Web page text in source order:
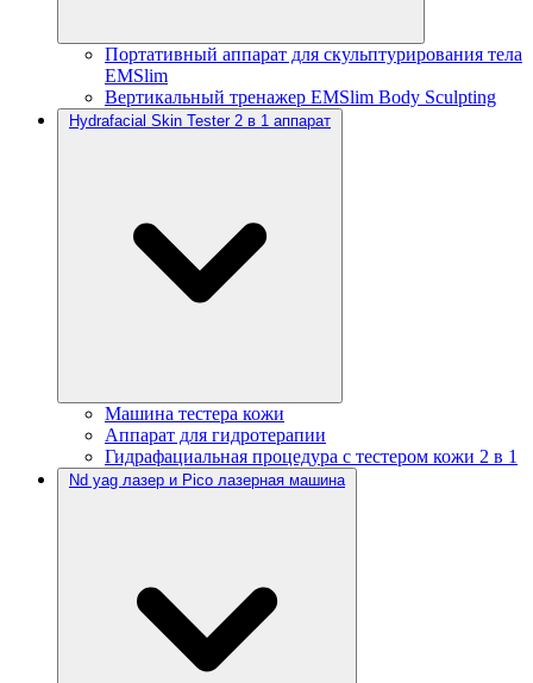
Портативный аппарат для скульптурирования тела
EMSlim
Вертикальный тренажер EMSlim Body Sculpting
Hydrafacial Skin Tester 2 в 1 аппарат
Машина тестера кожи
Аппарат для гидротерапии
Гидрафациальная процедура с тестером кожи 2 в 1
Nd yag лазер и Pico лазерная машина